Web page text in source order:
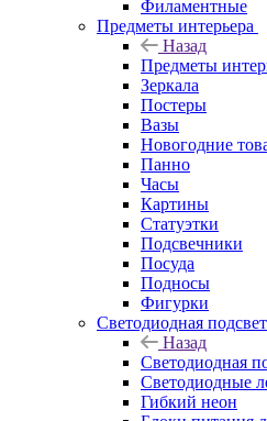
Филаментные
Предметы интерьера
Назад
Предметы
Зеркала
Постеры
Вазы
Новогодние
Панно
Часы
Картины
Статуэтки
Подсвечники
Посуда
Подносы
Фигурки
Светодиодная
Назад
Светодиодная
Светодиодные
Гибкий неон